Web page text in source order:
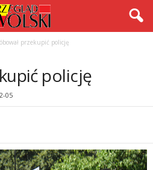
przekupić policję
policję
05